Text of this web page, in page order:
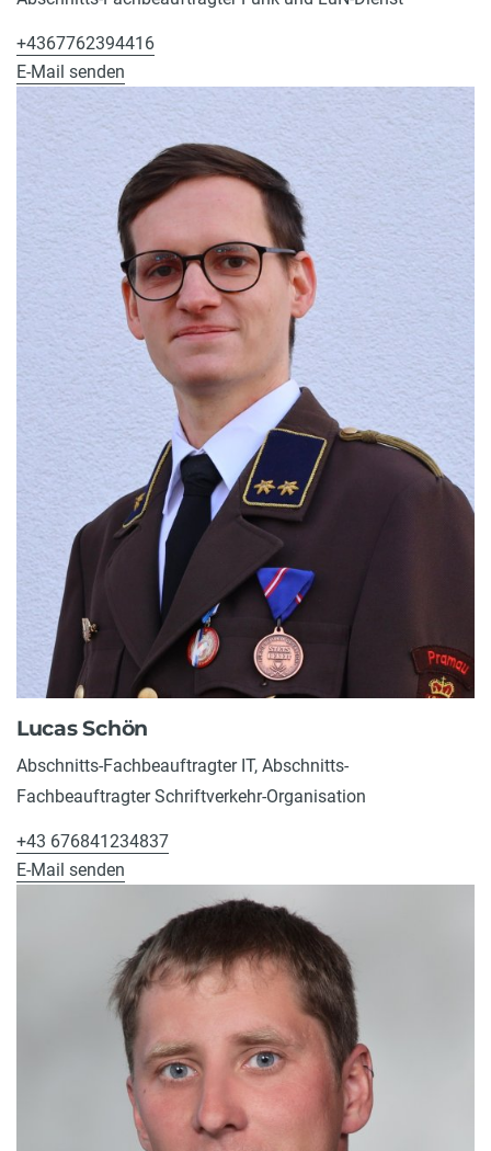
+4367762394416
E-Mail senden
Lucas Schön
Abschnitts-Fachbeauftragter IT, Abschnitts-
Fachbeauftragter Schriftverkehr-Organisation
+43 676841234837
E-Mail senden